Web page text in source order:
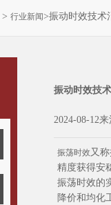
> 行业新闻>振动时效技术
振动时效技
2024-08-12
振荡时效 又
精度获得安
振荡时效的
降价和均化